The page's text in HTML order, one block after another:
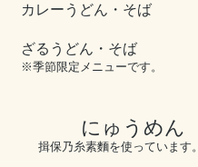
カレーうどん・そば
ざるうどん・そば
​※季節限定メニューです。
にゅうめん
揖保乃糸素麵を使っています。